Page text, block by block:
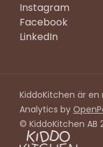
Instagram
Facebook
LinkedIn
KiddoKitchen är en
Analytics by
© KiddoKitchen AB